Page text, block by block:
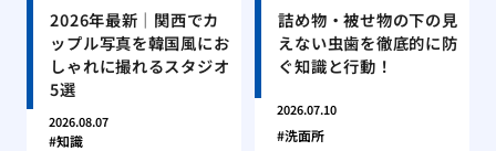
2026年最新｜関西でカ
ップル写真を韓国風にお
しゃれに撮れるスタジオ
5選
2026.08.07
知識
詰め物・被せ物の下の見
えない虫歯を徹底的に防
ぐ知識と行動！
2026.07.10
洗面所